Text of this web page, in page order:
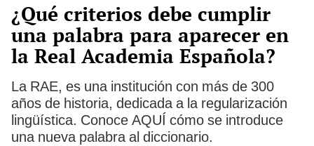
¿Qué criterios debe cumplir
una palabra para aparecer en
la Real Academia Española?
La RAE, es una institución con más de 300
años de historia, dedicada a la regularización
lingüística. Conoce AQUÍ cómo se introduce
una nueva palabra al diccionario.